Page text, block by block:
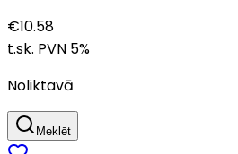
€10.58
t.sk. PVN 5%
Noliktavā
Meklēt